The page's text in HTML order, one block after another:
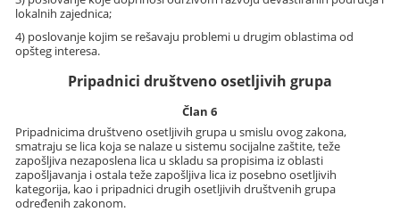
lokalnih zajednica;
4) poslovanje kojim se rešavaju problemi u drugim oblastima od
opšteg interesa.
Pripadnici društveno osetljivih grupa
Član 6
Pripadnicima društveno osetljivih grupa u smislu ovog zakona,
smatraju se lica koja se nalaze u sistemu socijalne zaštite, teže
zapošljiva nezaposlena lica u skladu sa propisima iz oblasti
zapošljavanja i ostala teže zapošljiva lica iz posebno osetljivih
kategorija, kao i pripadnici drugih osetljivih društvenih grupa
određenih zakonom.